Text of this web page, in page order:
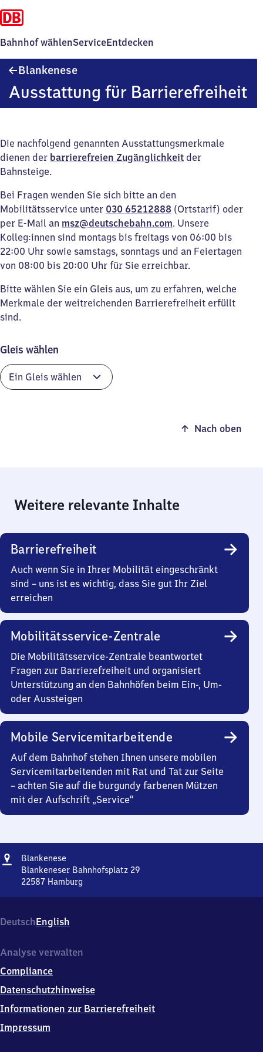
Bahnhof wählenServiceEntdecken
Blankenese
Ausstattung für Barrierefreiheit
Die nachfolgend genannten Ausstattungsmerkmale
dienen der barrierefreien Zugänglichkeit der
Bahnsteige.
Bei Fragen wenden Sie sich bitte an den
Mobilitätsservice unter 030 65212888 (Ortstarif) oder
per E-Mail an msz@deutschebahn.com. Unsere
Kolleg:innen sind montags bis freitags von 06:00 bis
22:00 Uhr sowie samstags, sonntags und an Feiertagen
von 08:00 bis 20:00 Uhr für Sie erreichbar.
Bitte wählen Sie ein Gleis aus, um zu erfahren, welche
Merkmale der weitreichenden Barrierefreiheit erfüllt
sind.
Gleis wählen
Nach oben
Weitere relevante Inhalte
Barrierefreiheit
Auch wenn Sie in Ihrer Mobilität eingeschränkt
sind – uns ist es wichtig, dass Sie gut Ihr Ziel
erreichen
Mobilitätsservice-Zentrale
Die Mobilitätsservice-Zentrale beantwortet
Fragen zur Barrierefreiheit und organisiert
Unterstützung an den Bahnhöfen beim Ein-, Um-
oder Aussteigen
Mobile Servicemitarbeitende
Auf dem Bahnhof stehen Ihnen unsere mobilen
Servicemitarbeitenden mit Rat und Tat zur Seite
– achten Sie auf die burgundy farbenen Mützen
mit der Aufschrift „Service“
Adresse
Blankenese
Blankeneser Bahnhofsplatz 29
22587 Hamburg
Bahnhofsplatz
29,
2
8
7
DeutschEnglish
Analyse verwalten
Compliance
Datenschutzhinweise
Informationen zur Barrierefreiheit
Impressum